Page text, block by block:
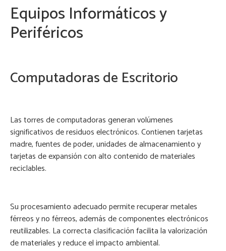
Equipos Informáticos y
Periféricos
Computadoras de Escritorio
Las torres de computadoras generan volúmenes
significativos de residuos electrónicos. Contienen tarjetas
madre, fuentes de poder, unidades de almacenamiento y
tarjetas de expansión con alto contenido de materiales
reciclables.
Su procesamiento adecuado permite recuperar metales
férreos y no férreos, además de componentes electrónicos
reutilizables. La correcta clasificación facilita la valorización
de materiales y reduce el impacto ambiental.